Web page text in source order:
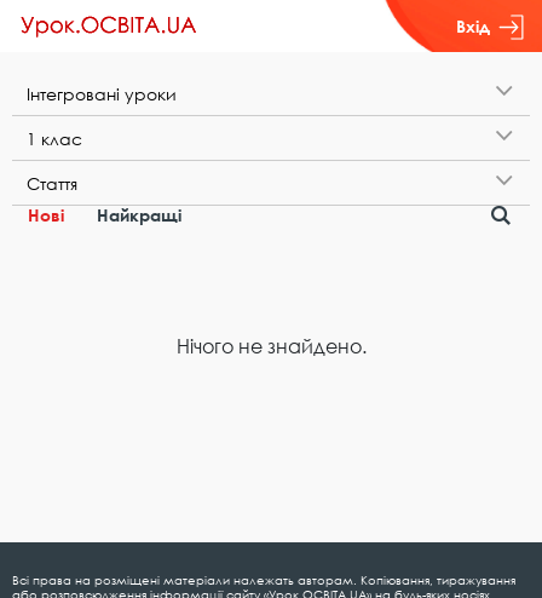
Вхід
І​н​т​е​г​р​о​в​а​н​і​ ​у​р​о​к​и
1​ ​к​л​а​с
С​т​а​т​т​я
Нові
Найкращі
Нічого не знайдено.
Всі права на розміщені матеріали належать авторам. Копіювання, тиражування
або розповсюдження інформації сайту «Урок.ОСВІТА.UA» на будь-яких носіях